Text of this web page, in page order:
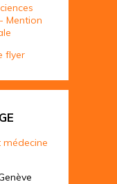
Mention
flyer
médecine